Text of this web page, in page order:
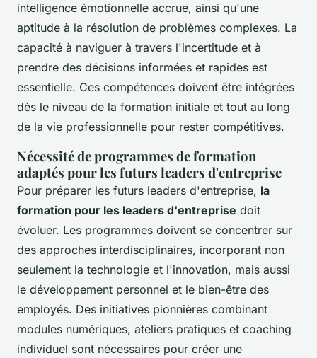
intelligence émotionnelle accrue, ainsi qu'une
aptitude à la résolution de problèmes complexes. La
capacité à naviguer à travers l'incertitude et à
prendre des décisions informées et rapides est
essentielle. Ces compétences doivent être intégrées
dès le niveau de la formation initiale et tout au long
de la vie professionnelle pour rester compétitives.
Nécessité de programmes de formation
adaptés pour les futurs leaders d'entreprise
Pour préparer les futurs leaders d'entreprise, la
formation pour les leaders d'entreprise doit
évoluer. Les programmes doivent se concentrer sur
des approches interdisciplinaires, incorporant non
seulement la technologie et l'innovation, mais aussi
le développement personnel et le bien-être des
employés. Des initiatives pionnières combinant
modules numériques, ateliers pratiques et coaching
individuel sont nécessaires pour créer une